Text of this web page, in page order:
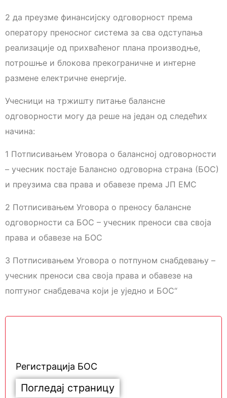
2 да преузме финансијску одговорност према
оператору преносног система за сва одступања
реализације од прихваћеног плана производње,
потрошње и блокова прекограничне и интерне
размене електричне енергије.
Учесници на тржишту питање балансне
одговорности могу да реше на један од следећих
начина:
1 Потписивањем Уговора о балансној одговорности
– учесник постаје Балансно одговорна страна (БОС)
и преузима сва права и обавезе према ЈП ЕМС
2 Потписивањем Уговора о преносу балансне
одговорности са БОС – учесник преноси сва своја
права и обавезе на БОС
3 Потписивањем Уговора о потпуном снабдевању –
учесник преноси сва своја права и обавезе на
поптуног снабдевача који је уједно и БОС“
Регистрација БОС
Погледај страницу